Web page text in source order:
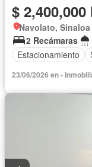
$ 2,400,000
Navolato, Sinaloa
2 Recámaras
Estacionamiento
23/06/2026 en -